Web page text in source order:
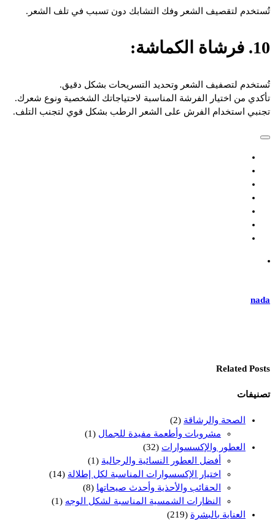
تُستخدم لتقصيف الشعر وفك التشابك دون تسبب في تلف الشعر.
10. فرشاة الكماشة:
تُستخدم لتصفيف الشعر وتحديد التسريحات بشكل دقيق.
تأكدي من اختيار الفرشة المناسبة لاحتياجاتك الشخصية ونوع شعرك.
تجنبي استخدام الفرش على الشعر الرطب بشكل قوي لتجنب التلف.
nada
Related Posts
تصنيفات
الصحة والرشاقة (2)
مشروبات وأطعمة مفيدة للجمال (1)
العطور والإكسسوارات (32)
أفضل العطور النسائية والرجالية (1)
اختيار الإكسسوارات المناسبة لكل إطلالة (14)
الحقائب والأحذية وأحدث صيحاتها (8)
النظارات الشمسية المناسبة لشكل الوجه (1)
العناية بالبشرة (219)